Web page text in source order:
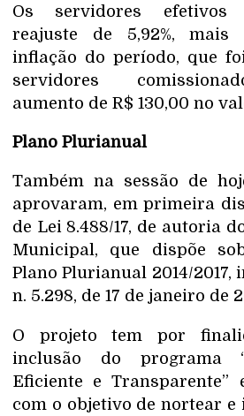
Os servidores efetivos
reajuste de 5,92%,
inflação do período, que
servidores
aumento de R$ 130,00 no
Plano Plurianual
Também na sessão de
aprovaram, em primeira
de Lei 8.488/17, de autoria
Municipal, que dispõe
Plano Plurianual 2014/
n. 5.298, de 17 de janeiro de
O projeto tem por
inclusão do programa
Eficiente e Transparente”
com o objetivo de nortear e